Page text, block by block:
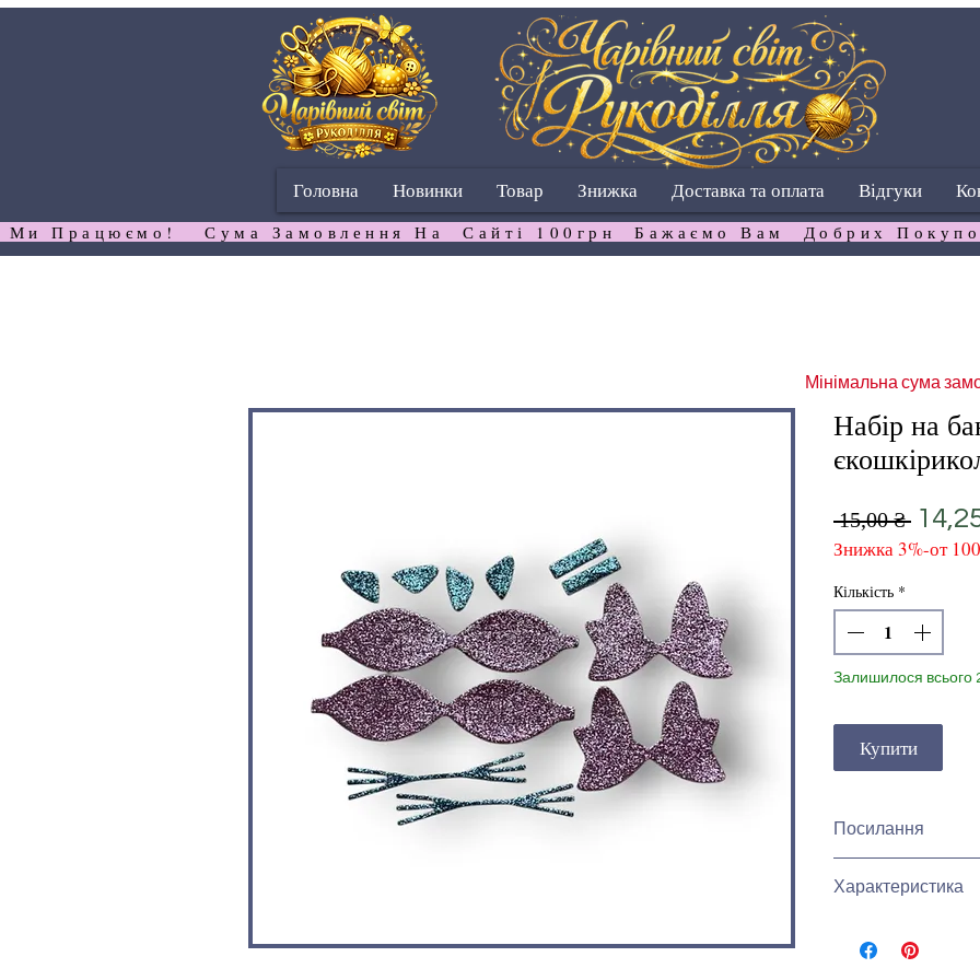
Головна Новинки Товар Знижка Доставка та оплата Відгуки
Ми Працюємо!   Сума Замовлення На  Сайті 100грн  Бажаємо Вам  Добрих
Набір на
15,00 ₴
ціна
Знижка 3%-от
Кількість *
Залишилося всього
Купити
Посилання
можно подиитись
Характеристика
висікання)
Мінімальна сума